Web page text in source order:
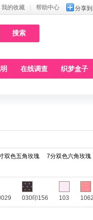
分享到
我的收藏 帮助中心
在线调查 织梦盒子
双色五角玫瑰 7分双色六角玫瑰
030印156 103 1062